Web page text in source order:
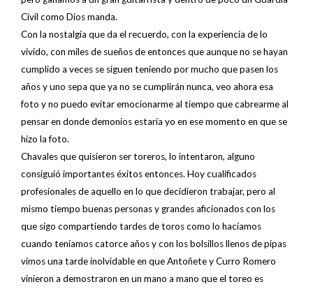
Civil como Dios manda.
Con la nostalgia que da el recuerdo, con la experiencia de lo
vivido, con miles de sueños de entonces que aunque no se hayan
cumplido a veces se siguen teniendo por mucho que pasen los
años y uno sepa que ya no se cumplirán nunca, veo ahora esa
foto y no puedo evitar emocionarme al tiempo que cabrearme al
pensar en donde demonios estaría yo en ese momento en que se
hizo la foto.
Chavales que quisieron ser toreros, lo intentaron, alguno
consiguió importantes éxitos entonces. Hoy cualificados
profesionales de aquello en lo que decidieron trabajar, pero al
mismo tiempo buenas personas y grandes aficionados con los
que sigo compartiendo tardes de toros como lo hacíamos
cuando teníamos catorce años y con los bolsillos llenos de pipas
vimos una tarde inolvidable en que Antoñete y Curro Romero
vinieron a demostraron en un mano a mano que el toreo es